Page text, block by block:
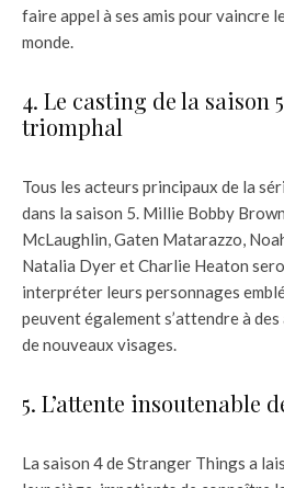
faire appel à ses amis pour vaincre
monde.
4. Le casting de la saison
triomphal
Tous les acteurs principaux de la
dans la saison 5. Millie Bobby
McLaughlin, Gaten Matarazzo,
Natalia Dyer et Charlie Heaton
interpréter leurs personnages
peuvent également s’attendre à
de nouveaux visages.
5. L’attente insoutenable
La saison 4 de Stranger Things a